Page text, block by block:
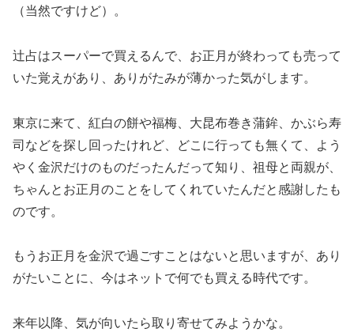
（当然ですけど）。
辻占はスーパーで買えるんで、お正月が終わっても売って
いた覚えがあり、ありがたみが薄かった気がします。
東京に来て、紅白の餅や福梅、大昆布巻き蒲鉾、かぶら寿
司などを探し回ったけれど、どこに行っても無くて、よう
やく金沢だけのものだったんだって知り、祖母と両親が、
ちゃんとお正月のことをしてくれていたんだと感謝したも
のです。
もうお正月を金沢で過ごすことはないと思いますが、あり
がたいことに、今はネットで何でも買える時代です。
来年以降、気が向いたら取り寄せてみようかな。